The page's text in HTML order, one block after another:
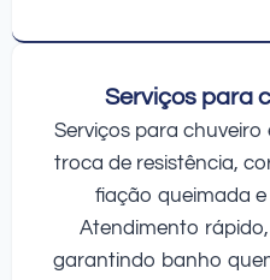
Serviços para
Serviços para
troca de resistência,
fiação queimada e
Atendimento
garantindo banho